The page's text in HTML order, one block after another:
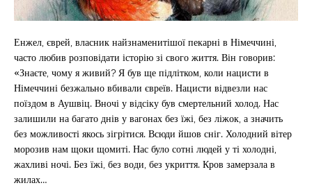
Енжел, єврей, власник найзнаменитішої пекарні в Німеччині,
часто любив розповідати історію зі свого життя. Він говорив:
«Знаєте, чому я живий? Я був ще підлітком, коли нацисти в
Німеччині безжально вбивали євреїв. Нацисти відвезли нас
поїздом в Аушвіц. Вночі у відсіку був смертельний холод. Нас
залишили на багато днів у вагонах без їжі, без ліжок, а значить
без можливості якось зігрітися. Всюди йшов сніг. Холодний вітер
морозив нам щоки щомиті. Нас було сотні людей у ті холодні,
жахливі ночі. Без їжі, без води, без укриття. Кров замерзала в
жилах…